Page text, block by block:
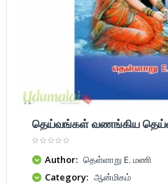
தெய்வங்கள் வணங்கிய
Author: தெள்ளாறு E. மணி
Category: ஆன்மிகம்